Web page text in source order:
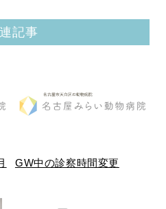
記事
GW中の診察時間変更